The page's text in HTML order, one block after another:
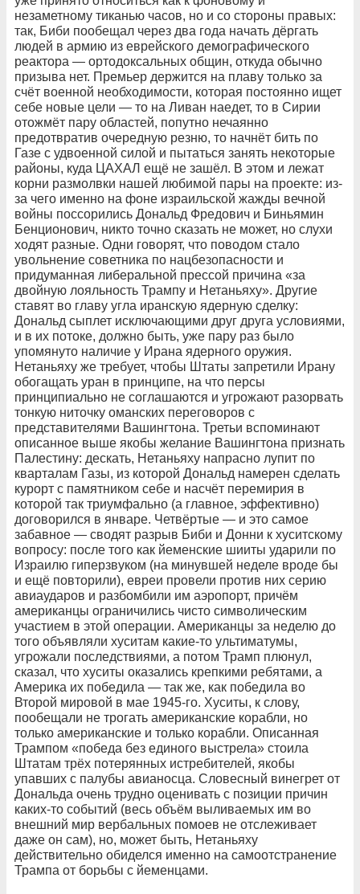
незаметному тиканью часов, но и со стороны правых:
так, Биби пообещал через два года начать дёргать
людей в армию из еврейского демографического
реактора — ортодоксальных общин, откуда обычно
призыва нет. Премьер держится на плаву только за
счёт военной необходимости, которая постоянно ищет
себе новые цели — то на Ливан наедет, то в Сирии
отожмёт пару областей, попутно нечаянно
предотвратив очередную резню, то начнёт бить по
Газе с удвоенной силой и пытаться занять некоторые
районы, куда ЦАХАЛ ещё не зашёл. В этом и лежат
корни размолвки нашей любимой пары на проекте: из-
за чего именно на фоне израильской жажды вечной
войны поссорились Дональд Фредович и Биньямин
Бенционович, никто точно сказать не может, но слухи
ходят разные. Одни говорят, что поводом стало
увольнение советника по нацбезопасности и
придуманная либеральной прессой причина «за
двойную лояльность Трампу и Нетаньяху». Другие
ставят во главу угла иранскую ядерную сделку:
Дональд сыплет исключающими друг друга условиями,
и в их потоке, должно быть, уже пару раз было
упомянуто наличие у Ирана ядерного оружия.
Нетаньяху же требует, чтобы Штаты запретили Ирану
обогащать уран в принципе, на что персы
принципиально не соглашаются и угрожают разорвать
тонкую ниточку оманских переговоров с
представителями Вашингтона. Третьи вспоминают
описанное выше якобы желание Вашингтона признать
Палестину: дескать, Нетаньяху напрасно лупит по
кварталам Газы, из которой Дональд намерен сделать
курорт с памятником себе и насчёт перемирия в
которой так триумфально (а главное, эффективно)
договорился в январе. Четвёртые — и это самое
забавное — сводят разрыв Биби и Донни к хуситскому
вопросу: после того как йеменские шииты ударили по
Израилю гиперзвуком (на минувшей неделе вроде бы
и ещё повторили), евреи провели против них серию
авиаударов и разбомбили им аэропорт, причём
американцы ограничились чисто символическим
участием в этой операции. Американцы за неделю до
того объявляли хуситам какие-то ультиматумы,
угрожали последствиями, а потом Трамп плюнул,
сказал, что хуситы оказались крепкими ребятами, а
Америка их победила — так же, как победила во
Второй мировой в мае 1945-го. Хуситы, к слову,
пообещали не трогать американские корабли, но
только американские и только корабли. Описанная
Трампом «победа без единого выстрела» стоила
Штатам трёх потерянных истребителей, якобы
упавших с палубы авианосца. Словесный винегрет от
Дональда очень трудно оценивать с позиции причин
каких-то событий (весь объём выливаемых им во
внешний мир вербальных помоев не отслеживает
даже он сам), но, может быть, Нетаньяху
действительно обиделся именно на самоотстранение
Трампа от борьбы с йеменцами.